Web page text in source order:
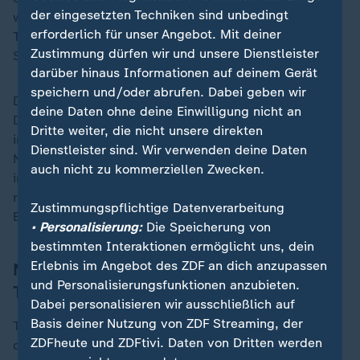
wies den Vorwurf zurück. Fachleute widersprechen
Trumps Darstellung eines angeblichen Völkermords in
Südafrika.
Der US-Präsident beklagt immer wieder eine
Diskriminierung weißer Minderheiten in Südafrika,
insbesondere der sogenannten Afrikaaner, die
Nachfahren niederländischer Siedler sind. Sie führten
in Südafrika bis Anfang der 1990er Jahre das
rassistische Apartheid-Regime an, das die schwarze
Bevölkerungsmehrheit systematisch diskriminierte.
Nächster G20-Gipfel wohl in Miami –
Trumps Resort im Gespräch
Trump beendete seinen Post auf Truth Social damit,
dass er sich auf seine Rolle als Gastgeber des
der eingesetzten Techniken sind unbedingt
erforderlich für unser Angebot. Mit deiner
Zustimmung dürfen wir und unsere Dienstleister
darüber hinaus Informationen auf deinem Gerät
speichern und/oder abrufen. Dabei geben wir
deine Daten ohne deine Einwilligung nicht an
Dritte weiter, die nicht unsere direkten
Dienstleister sind. Wir verwenden deine Daten
auch nicht zu kommerziellen Zwecken.
Zustimmungspflichtige Datenverarbeitung
• Personalisierung:Die Speicherung von
bestimmten Interaktionen ermöglicht uns, dein
Erlebnis im Angebot des ZDF an dich anzupassen
und Personalisierungsfunktionen anzubieten.
Dabei personalisieren wir ausschließlich auf
Basis deiner Nutzung von ZDF Streaming, der
ZDFheute und ZDFtivi. Daten von Dritten werden